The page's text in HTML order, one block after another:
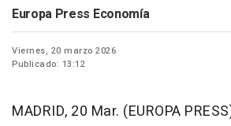
Europa Press Economía
Viernes, 20 marzo 2026
Publicado: 13:12
MADRID, 20 Mar. (EUROPA